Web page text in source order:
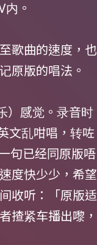
。
歌曲的速度，也
原版的唱法。
）感觉。录音时
文乱咁唱，转咗
句已经同原版唔
度快少少，希望
收听：「原版适
揸紧车播出嚟，